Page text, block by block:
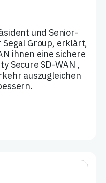
und Senior-
Group, erklärt,
ihnen eine sichere
Secure SD-WAN ,
auszugleichen